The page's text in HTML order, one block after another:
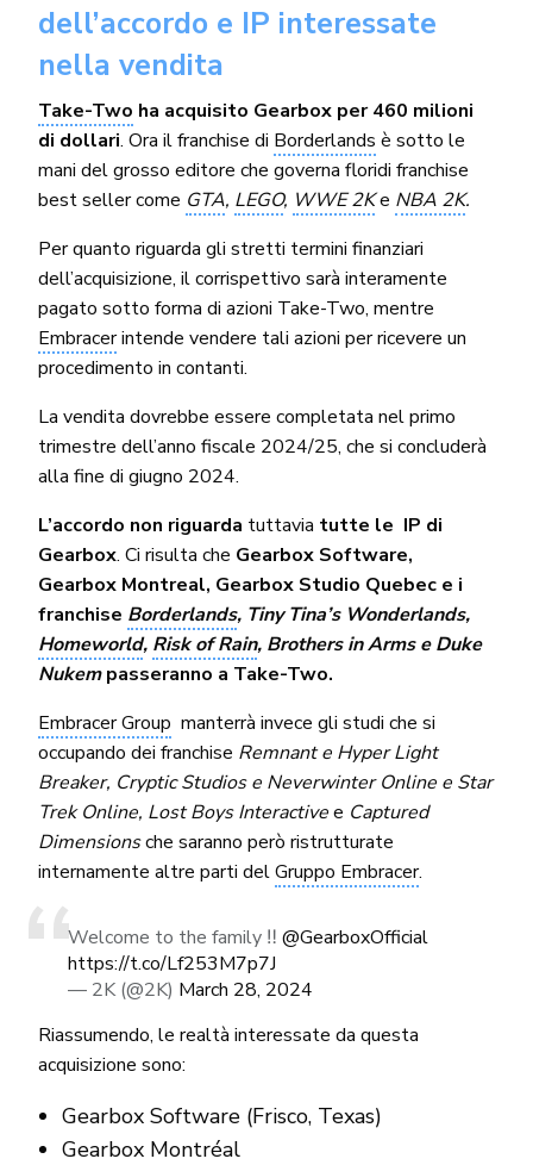
dell’accordo e IP interessate
nella vendita
Take-Two ha acquisito Gearbox per 460 milioni
di dollari. Ora il franchise di Borderlands è sotto le
mani del grosso editore che governa floridi franchise
best seller come GTA, LEGO, WWE 2Ke NBA 2K.
Per quanto riguarda gli stretti termini finanziari
dell’acquisizione, il corrispettivo sarà interamente
pagato sotto forma di azioni Take-Two, mentre
Embracerintende vendere tali azioni per ricevere un
procedimento in contanti.
La vendita dovrebbe essere completata nel primo
trimestre dell’anno fiscale 2024/25, che si concluderà
alla fine di giugno 2024.
L’accordo non riguarda tuttavia tutte le IP di
Gearbox. Ci risulta che Gearbox Software,
Gearbox Montreal, Gearbox Studio Quebec e i
franchise Borderlands, Tiny Tina’s Wonderlands,
Homeworld, Risk of Rain, Brothers in Arms e Duke
Nukempasseranno a Take-Two.
Embracer Group manterrà invece gli studi che si
occupando dei franchise Remnant e Hyper Light
Breaker, Cryptic Studios e Neverwinter Online e Star
Trek Online, Lost Boys Interactivee Captured
Dimensionsche saranno però ristrutturate
internamente altre parti delGruppo Embracer.
Welcome to the family ‼️@GearboxOfficial
https://t.co/Lf253M7p7J
— 2K (@2K) March 28, 2024
Riassumendo, le realtà interessate da questa
acquisizione sono:
Gearbox Software (Frisco, Texas)
Gearbox Montréal